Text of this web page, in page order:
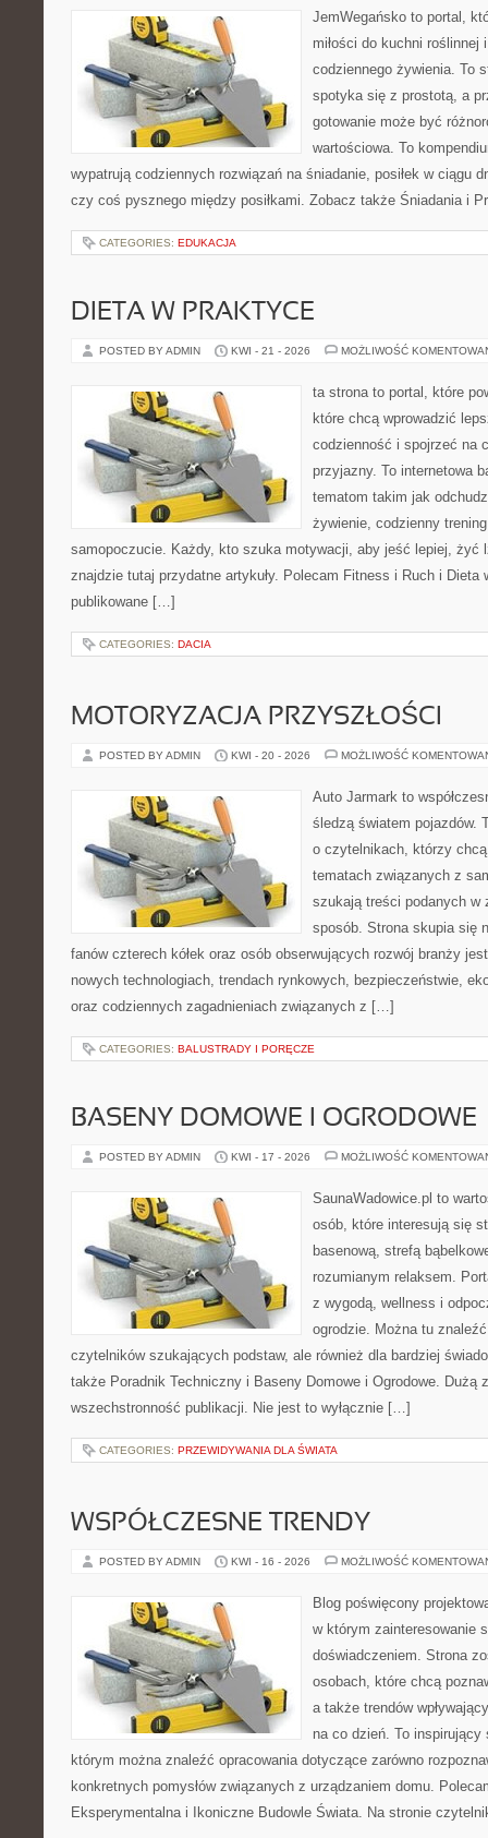
JemWegańsko to portal,
miłości do kuchni roślinnej
codziennego żywienia. To
spotyka się z prostotą, a
gotowanie może być
wartościowa. To
wypatrują codziennych rozwiązań na śniadanie, posiłek w ciągu
czy coś pysznego między posiłkami. Zobacz także Śniadania i
CATEGORIES: EDUKACJA
DIETA W PRAKTYCE
POSTED BY ADMIN KWI - 21 - 2026 MOŻLIWOŚĆ
ta strona to portal, które
które chcą wprowadzić
codzienność i spojrzeć na
przyjazny. To internetowa
tematom takim jak
żywienie, codzienny
samopoczucie. Każdy, kto szuka motywacji, aby jeść lepiej, żyć
znajdzie tutaj przydatne artykuły. Polecam Fitness i Ruch i Dieta
publikowane […]
CATEGORIES: DACIA
MOTORYZACJA PRZYSZŁOŚCI
POSTED BY ADMIN KWI - 20 - 2026 MOŻLIWOŚĆ
Auto Jarmark to
śledzą światem pojazdów.
o czytelnikach, którzy
tematach związanych z
szukają treści podanych w
sposób. Strona skupia się
fanów czterech kółek oraz osób obserwujących rozwój branży
nowych technologiach, trendach rynkowych, bezpieczeństwie,
oraz codziennych zagadnieniach związanych z […]
CATEGORIES: BALUSTRADY I PORĘCZE
BASENY DOMOWE I OGRODOWE
POSTED BY ADMIN KWI - 17 - 2026 MOŻLIWOŚĆ
SaunaWadowice.pl to
osób, które interesują się
basenową, strefą
rozumianym relaksem.
z wygodą, wellness i
ogrodzie. Można tu
czytelników szukających podstaw, ale również dla bardziej
także Poradnik Techniczny i Baseny Domowe i Ogrodowe. Dużą
wszechstronność publikacji. Nie jest to wyłącznie […]
CATEGORIES: PRZEWIDYWANIA DLA ŚWIATA
WSPÓŁCZESNE TRENDY
POSTED BY ADMIN KWI - 16 - 2026 MOŻLIWOŚĆ
Blog poświęcony
w którym zainteresowanie
doświadczeniem. Strona
osobach, które chcą
a także trendów
na co dzień. To
którym można znaleźć opracowania dotyczące zarówno
konkretnych pomysłów związanych z urządzaniem domu.
Eksperymentalna i Ikoniczne Budowle Świata. Na stronie